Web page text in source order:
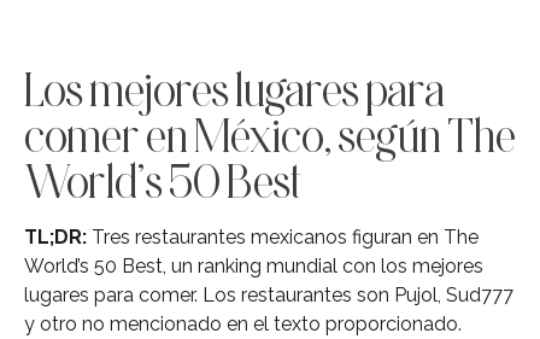
Los mejores lugares para
comer en México, según The
World’s 50 Best
TL;DR: Tres restaurantes mexicanos figuran en The
World’s 50 Best, un ranking mundial con los mejores
lugares para comer. Los restaurantes son Pujol, Sud777
y otro no mencionado en el texto proporcionado.